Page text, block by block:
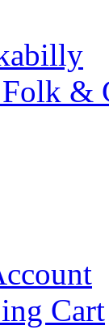
&
Cart